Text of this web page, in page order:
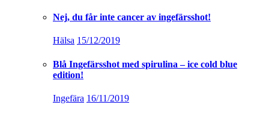
Nej, du får inte cancer av ingefärsshot!
Hälsa 15/12/2019
Blå Ingefärsshot med spirulina – ice cold blue
edition!
Ingefära 16/11/2019